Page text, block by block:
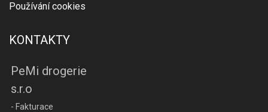
Používání cookies
KONTAKTY
PeMi drogerie
s.r.o
- Fakturace